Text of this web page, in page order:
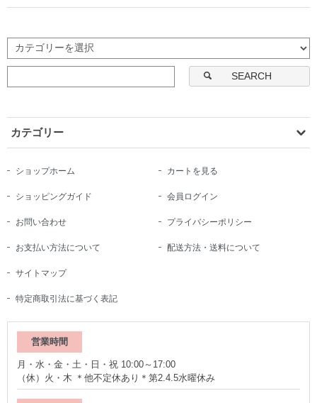
SEARCH
カテゴリー
ショップホーム カートを見る
ショッピングガイド 会員ログイン
お問い合わせ プライバシーポリシー
お支払い方法について 配送方法・送料について
サイトマップ
特定商取引法に基づく表記
営業時間
月・水・金・土・日・祝 10:00～17:00
（休）火・木 ＊他不定休あり＊第2.4.5水曜休み